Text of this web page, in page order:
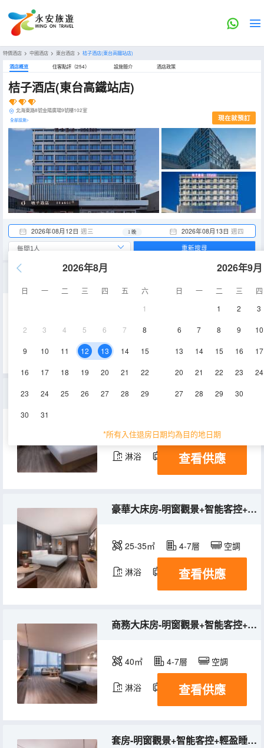
特價酒店 > 中國酒店 > 東台酒店 > 桔子酒店(東台高鐵站店)
酒店概览 住客點評（254） 設施簡介 酒店政策
桔子酒店(東台高鐵站店)
北海東路8號金陽廣場9號樓102室
全部設施> 現在就預訂
2026年08月12日 週三 2026年08月13日 週四
1 晚
2026年8月
日 一 二 三 四 五
六
1
2 3 4 5 6 7 8
9 10 11 12 13 14 15
16 17 18 19 20 21 22
23 24 25 26 27 28 29
30 31
2026年9月
日 一 二 三
四
1
2 3
6 7 8 9 10
13 14 15 16 17
20 21 22 23 24
27 28 29 30
*所有入住退房日期均為目的地日期
重新搜尋
30-32㎡ 空調
33㎡ 4-7層 空調
淋浴 電視機 冰箱
查看供應
豪華大床房-明窗觀景+智能客控+親膚布草+輕盈睡眠
25-35㎡ 4-7層 空調
淋浴 電視機 冰箱
查看供應
商務大床房-明窗觀景+智能客控+親膚布草+商務辦公
40㎡ 4-7層 空調
淋浴 電視機 冰箱
查看供應
套房-明窗觀景+智能客控+輕盈睡眠+舒緩治癒